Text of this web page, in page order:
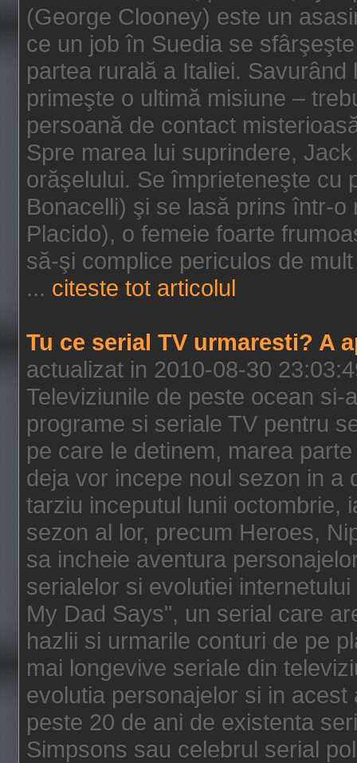
(George Clooney) este un
ce un job în Suedia se
partea rurală a Italiei.
primeşte o ultimă misiune –
persoană de contact
Spre marea lui suprindere,
orăşelului. Se împrieteneşte cu
Bonacelli) şi se lasă prins într-
Placido), o femeie foarte
să-şi complice periculos de
... citeste tot articolul
Tu ce serial TV urmaresti? A
actualizat in 2010-08-30
Televiziunile de peste ocean si-
programe si seriale TV pentru
pe care le detinem, marea
deja vor incepe noul sezon in a
tarziu inceputul lunii octombrie,
sezon al lor, precum Heroes,
sa incheie aventura
serialelor si evolutiei
My Dad Says", un serial care
hazlii si urmarile conturi de pe
mai longevive seriale din
evolutia personajelor si in
peste 20 de ani de existenta
Simpsons sau celebrul serial